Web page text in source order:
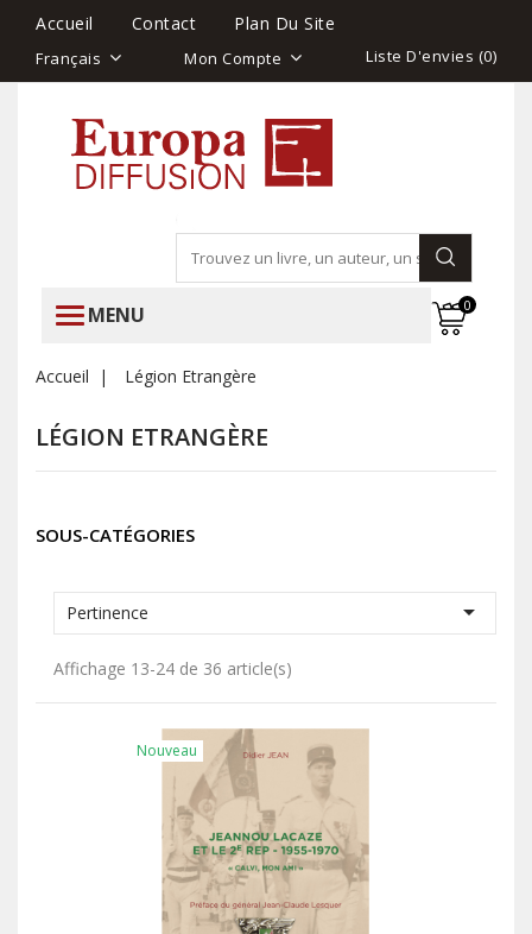
Accueil Contact Plan Du Site
Français Mon Compte Liste D'envies (0)
MENU 0
Accueil Légion Etrangère
LÉGION ETRANGÈRE
SOUS-CATÉGORIES
Pertinence 
Affichage 13-24 de 36 article(s)
Nouveau